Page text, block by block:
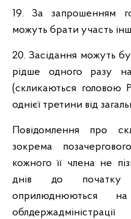
19. За запрошенням
можуть брати участь
20. Засідання можуть
рідше одного разу на
(скликаються
однієї третини від
Повідомлення про
зокрема
кожного її члена не
днів до початку
оприлюднюються